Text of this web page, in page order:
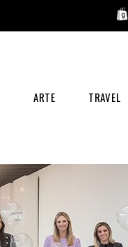
ARTE TRAVEL